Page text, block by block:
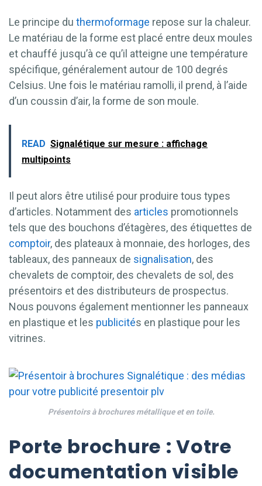
Le principe du thermoformage repose sur la chaleur.
Le matériau de la forme est placé entre deux moules
et chauffé jusqu’à ce qu’il atteigne une température
spécifique, généralement autour de 100 degrés
Celsius. Une fois le matériau ramolli, il prend, à l’aide
d’un coussin d’air, la forme de son moule.
READ Signalétique sur mesure : affichage
multipoints
Il peut alors être utilisé pour produire tous types
d’articles. Notamment des articles promotionnels
tels que des bouchons d’étagères, des étiquettes de
comptoir, des plateaux à monnaie, des horloges, des
tableaux, des panneaux de signalisation, des
chevalets de comptoir, des chevalets de sol, des
présentoirs et des distributeurs de prospectus.
Nous pouvons également mentionner les panneaux
en plastique et les publicités en plastique pour les
vitrines.
Présentoirs à brochures métallique et en toile.
Porte brochure : Votre
documentation visible